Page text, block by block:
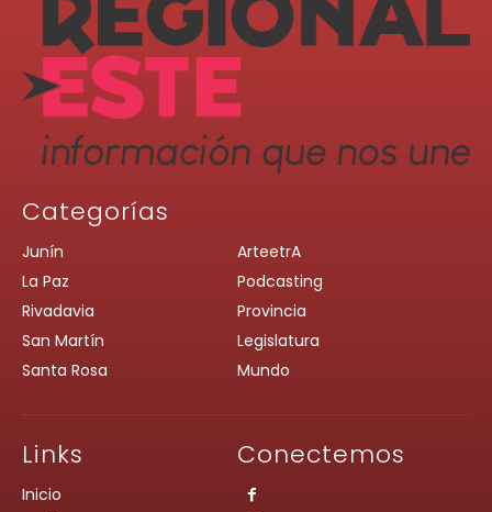
Categorías
Junín
La Paz
Rivadavia
San Martín
Santa Rosa
ArteetrA
Podcasting
Provincia
Legislatura
Mundo
Links
Inicio
Conectemos